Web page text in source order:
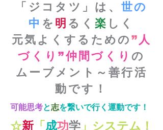
「ジコタツ」は、 世の
中 を 明 るく 楽 しく
元気 よくするための ” 人
づくり”仲間づくり の
ムーブメント～善行活
動です！
可能思考と志を繋いで行く運動です！
☆新 「成功学 」システム ！